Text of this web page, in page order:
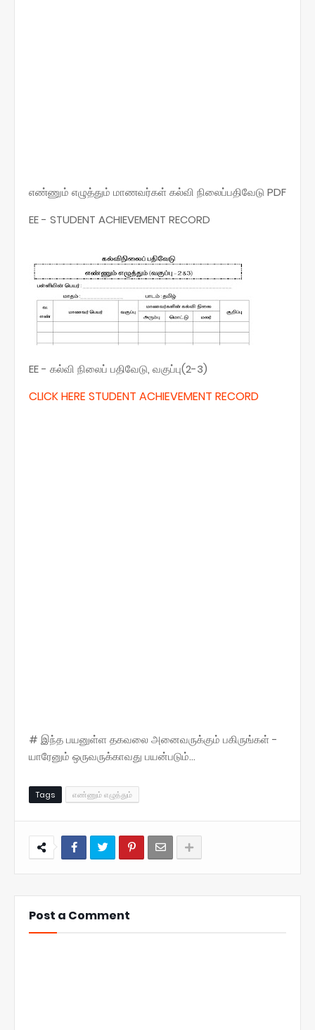
எண்ணும் எழுத்தும் மாணவர்கள் கல்வி நிலைப்பதிவேடு PDF
EE - STUDENT ACHIEVEMENT RECORD
EE - கல்வி நிலைப் பதிவேடு, வகுப்பு(2-3)
CLICK HERE STUDENT ACHIEVEMENT RECORD
# இந்த பயனுள்ள தகவலை அனைவருக்கும் பகிருங்கள் -
யாரேனும் ஒருவருக்காவது பயன்படும்...
Tags எண்ணும் எழுத்தும்
Post a Comment